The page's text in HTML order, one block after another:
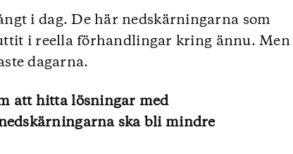
i dag. De här nedskärningarna som
i reella förhandlingar kring ännu. Men
dagarna.
att hitta lösningar med
ska bli mindre